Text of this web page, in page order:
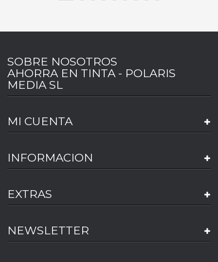
SOBRE NOSOTROS
AHORRA EN TINTA - POLARIS
MEDIA SL
MI CUENTA
INFORMACION
EXTRAS
NEWSLETTER